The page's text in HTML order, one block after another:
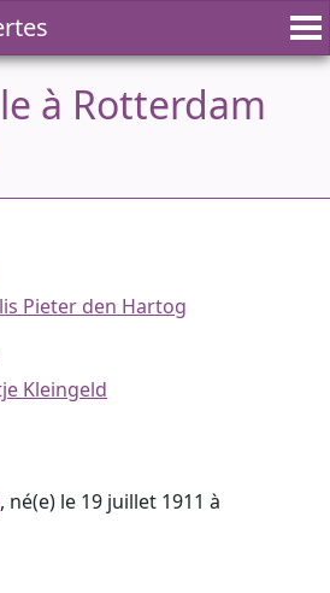
à Rotterdam
Pieter den Hartog
Kleingeld
, né(e) le 19 juillet 1911 à